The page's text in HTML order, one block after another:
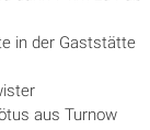
in der Gaststätte
aus Turnow